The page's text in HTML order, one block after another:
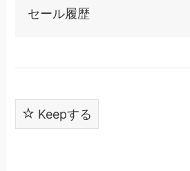
セール履歴
Keepする